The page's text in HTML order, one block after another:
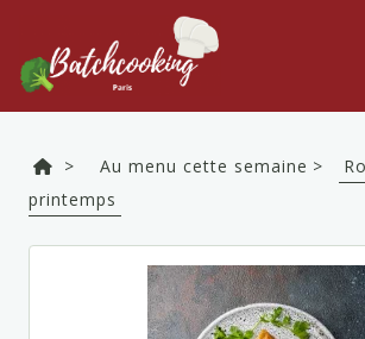
> Au menu cette semaine >
printemps